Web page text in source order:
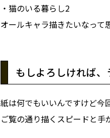
・猫のいる暮らし2
オールキャラ描きたいなって
もしよろしければ
紙は何でもいいんですけど今
ご覧の通り描くスピードと手